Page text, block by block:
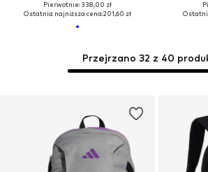
Pierwotnie: 338,00 zł
Ostatnia najniższa cena:201,60 zł
Przejrzano 32 z 40